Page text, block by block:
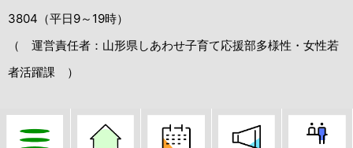
3804（平日9～19時）
（ 運営責任者：山形県しあわせ子育て応援部多様性・女性若
者活躍課 ）
Copyright（C）Yamagata Wakamono Kouryu Network All Rights